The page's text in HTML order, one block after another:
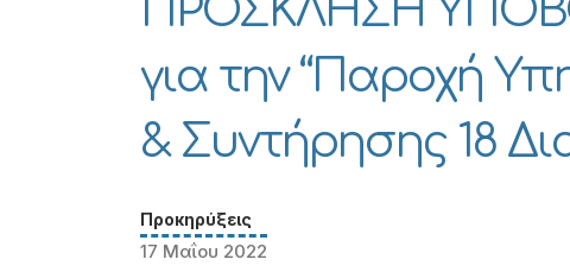
ΠΡΟΣΚΛΗΣΗ
για την “Παροχή
& Συντήρησης 18
Προκηρύξεις
17 Μαΐου 2022